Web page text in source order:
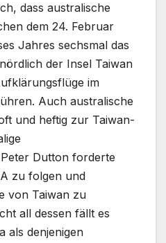
dass australische
dem 24. Februar
Jahres sechsmal das
der Insel Taiwan
im
Auch australische
und heftig zur Taiwan-
Dutton forderte
zu folgen und
von Taiwan zu
all dessen fällt es
als denjenigen